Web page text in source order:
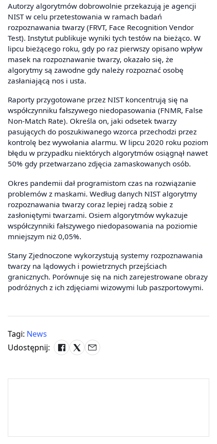
Autorzy algorytmów dobrowolnie przekazują je agencji
NIST w celu przetestowania w ramach badań
rozpoznawania twarzy (FRVT, Face Recognition Vendor
Test). Instytut publikuje wyniki tych testów na bieżąco. W
lipcu bieżącego roku, gdy po raz pierwszy opisano wpływ
masek na rozpoznawanie twarzy, okazało się, że
algorytmy są zawodne gdy należy rozpoznać osobę
zasłaniającą nos i usta.
Raporty przygotowane przez NIST koncentrują się na
współczynniku fałszywego niedopasowania (FNMR, False
Non-Match Rate). Określa on, jaki odsetek twarzy
pasujących do poszukiwanego wzorca przechodzi przez
kontrolę bez wywołania alarmu. W lipcu 2020 roku poziom
błędu w przypadku niektórych algorytmów osiągnął nawet
50% gdy przetwarzano zdjęcia zamaskowanych osób.
Okres pandemii dał programistom czas na rozwiązanie
problemów z maskami. Według danych NIST algorytmy
rozpoznawania twarzy coraz lepiej radzą sobie z
zasłoniętymi twarzami. Osiem algorytmów wykazuje
współczynniki fałszywego niedopasowania na poziomie
mniejszym niż 0,05%.
Stany Zjednoczone wykorzystują systemy rozpoznawania
twarzy na lądowych i powietrznych przejściach
granicznych. Porównuje się na nich zarejestrowane obrazy
podróżnych z ich zdjęciami wizowymi lub paszportowymi.
Tagi: News
Udostępnij: